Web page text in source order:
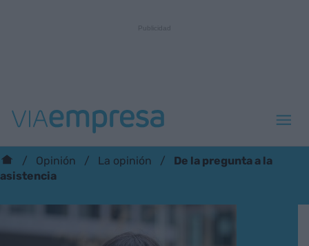
Opinión La opinión
De la pregunta a la
asistencia